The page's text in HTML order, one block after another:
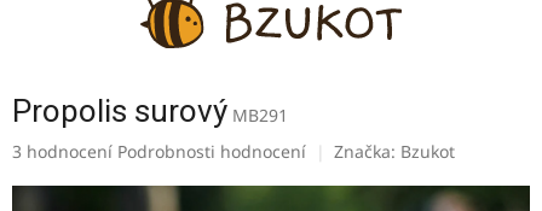
Propolis surový MB291
Průměrné
3 hodnocení Podrobnosti hodnocení Značka: Bzukot